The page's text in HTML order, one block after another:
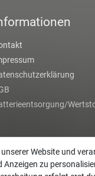
Website und
zu